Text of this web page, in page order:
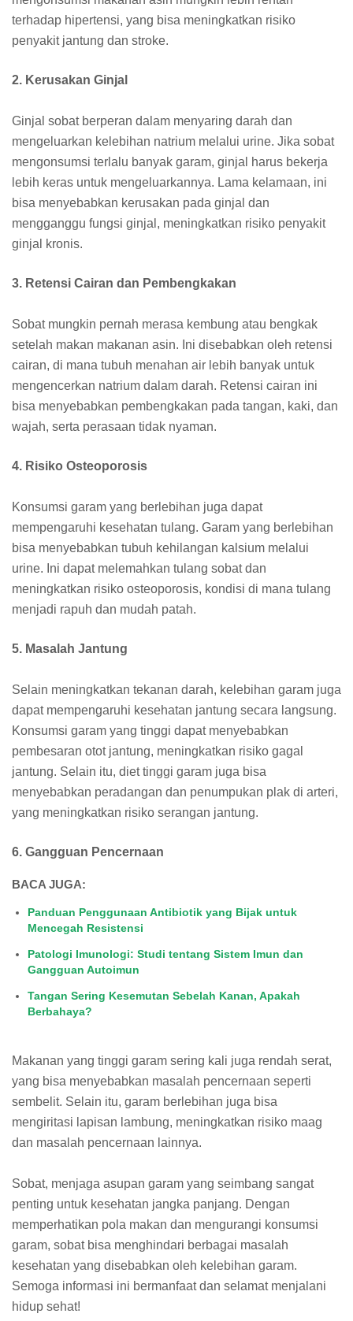
terhadap hipertensi, yang bisa meningkatkan risiko
penyakit jantung dan stroke.
2. Kerusakan Ginjal
Ginjal sobat berperan dalam menyaring darah dan
mengeluarkan kelebihan natrium melalui urine. Jika sobat
mengonsumsi terlalu banyak garam, ginjal harus bekerja
lebih keras untuk mengeluarkannya. Lama kelamaan, ini
bisa menyebabkan kerusakan pada ginjal dan
mengganggu fungsi ginjal, meningkatkan risiko penyakit
ginjal kronis.
3. Retensi Cairan dan Pembengkakan
Sobat mungkin pernah merasa kembung atau bengkak
setelah makan makanan asin. Ini disebabkan oleh retensi
cairan, di mana tubuh menahan air lebih banyak untuk
mengencerkan natrium dalam darah. Retensi cairan ini
bisa menyebabkan pembengkakan pada tangan, kaki, dan
wajah, serta perasaan tidak nyaman.
4. Risiko Osteoporosis
Konsumsi garam yang berlebihan juga dapat
mempengaruhi kesehatan tulang. Garam yang berlebihan
bisa menyebabkan tubuh kehilangan kalsium melalui
urine. Ini dapat melemahkan tulang sobat dan
meningkatkan risiko osteoporosis, kondisi di mana tulang
menjadi rapuh dan mudah patah.
5. Masalah Jantung
Selain meningkatkan tekanan darah, kelebihan garam juga
dapat mempengaruhi kesehatan jantung secara langsung.
Konsumsi garam yang tinggi dapat menyebabkan
pembesaran otot jantung, meningkatkan risiko gagal
jantung. Selain itu, diet tinggi garam juga bisa
menyebabkan peradangan dan penumpukan plak di arteri,
yang meningkatkan risiko serangan jantung.
6. Gangguan Pencernaan
BACA JUGA:
Panduan Penggunaan Antibiotik yang Bijak untuk
Mencegah Resistensi
Patologi Imunologi: Studi tentang Sistem Imun dan
Gangguan Autoimun
Tangan Sering Kesemutan Sebelah Kanan, Apakah
Berbahaya?
Makanan yang tinggi garam sering kali juga rendah serat,
yang bisa menyebabkan masalah pencernaan seperti
sembelit. Selain itu, garam berlebihan juga bisa
mengiritasi lapisan lambung, meningkatkan risiko maag
dan masalah pencernaan lainnya.
Sobat, menjaga asupan garam yang seimbang sangat
penting untuk kesehatan jangka panjang. Dengan
memperhatikan pola makan dan mengurangi konsumsi
garam, sobat bisa menghindari berbagai masalah
kesehatan yang disebabkan oleh kelebihan garam.
Semoga informasi ini bermanfaat dan selamat menjalani
hidup sehat!